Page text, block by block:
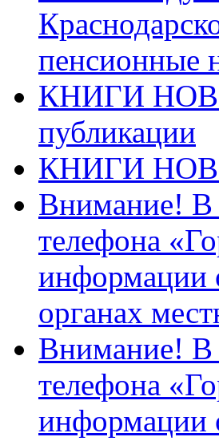
пенсионные
КНИГИ
публикации
КНИГИ
Внимание! В
телефона
информации
органах
Внимание! В
телефона
информации